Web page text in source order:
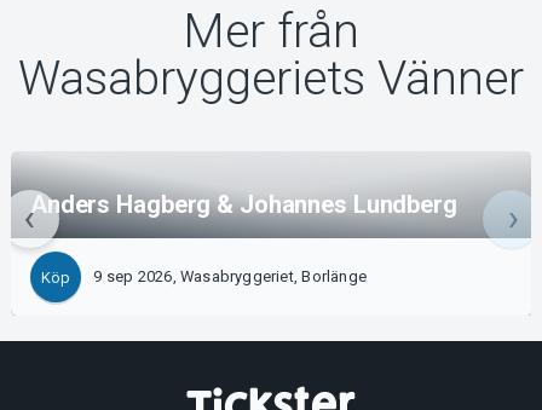
Mer från
Wasabryggeriets Vänner
Anders Hagberg & Johannes Lundberg
Köp 9 sep 2026, Wasabryggeriet, Borlänge